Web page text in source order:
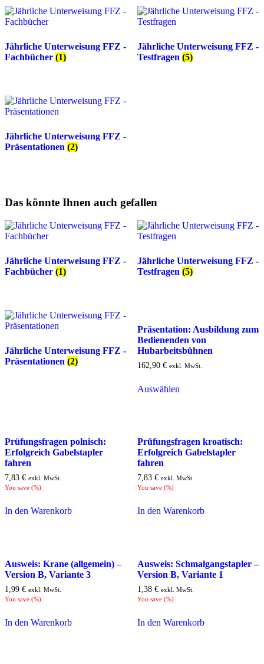
Jährliche Unterweisung FFZ -
Fachbücher (1)
Jährliche Unterweisung FFZ -
Testfragen (5)
Jährliche Unterweisung FFZ -
Präsentationen (2)
Das könnte Ihnen auch gefallen
Jährliche Unterweisung FFZ -
Fachbücher (1)
Jährliche Unterweisung FFZ -
Testfragen (5)
Jährliche Unterweisung FFZ -
Präsentationen (2)
Präsentation: Ausbildung zum
Bedienenden von
Hubarbeitsbühnen
162,90 € exkl. MwSt.
Auswählen
Prüfungsfragen polnisch:
Erfolgreich Gabelstapler
fahren
7,83 € exkl. MwSt.
You save (%)
In den Warenkorb
Prüfungsfragen kroatisch:
Erfolgreich Gabelstapler
fahren
7,83 € exkl. MwSt.
You save (%)
In den Warenkorb
Ausweis: Krane (allgemein) –
Version B, Variante 3
1,99 € exkl. MwSt.
You save (%)
In den Warenkorb
Ausweis: Schmalgangstapler –
Version B, Variante 1
1,38 € exkl. MwSt.
You save (%)
In den Warenkorb